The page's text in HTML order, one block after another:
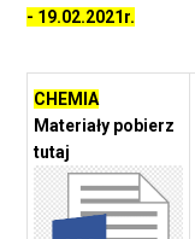
- 19.02.2021r.
CHEMIA
Materiały pobierz
tutaj